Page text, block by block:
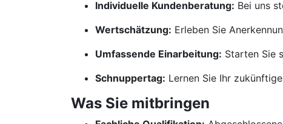
Individuelle Kundenberatung: Bei uns
Wertschätzung: Erleben Sie
Umfassende Einarbeitung: Starten Sie
Schnuppertag: Lernen Sie Ihr
Was Sie mitbringen